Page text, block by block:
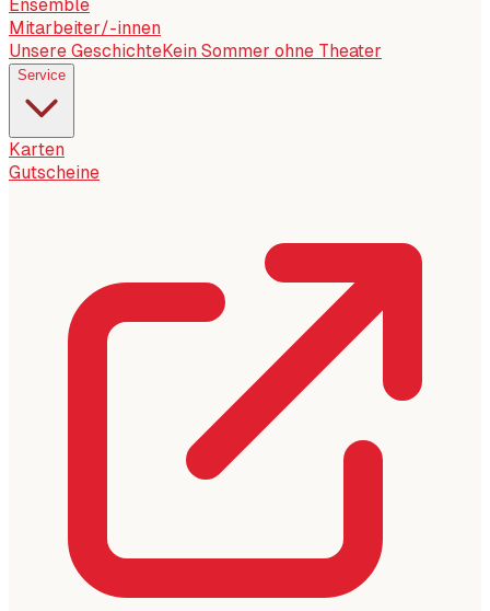
Ensemble
Mitarbeiter/-innen
Unsere GeschichteKein Sommer ohne Theater
Service
Karten
Gutscheine